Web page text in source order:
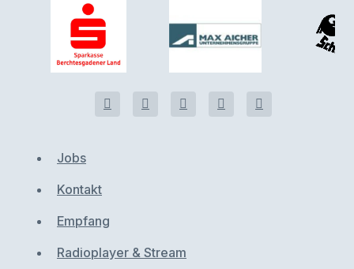
Jobs
Kontakt
Empfang
Radioplayer & Stream